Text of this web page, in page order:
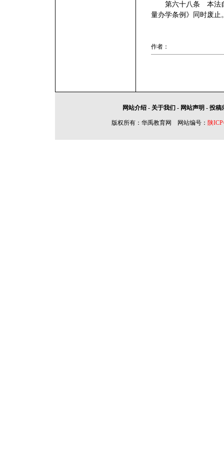
第六十八条 本法自
量办学条例》同时废止
作者：